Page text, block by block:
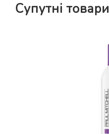
Супутні товари